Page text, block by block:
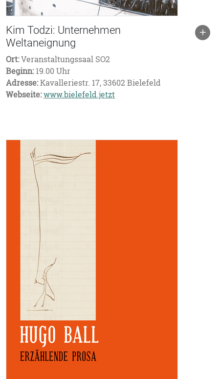
Kim Todzi: Unternehmen
Weltaneignung
Ort:Veranstaltungssaal SO2
Beginn:19.00 Uhr
Adresse:Kavalleriestr. 17, 33602 Bielefeld
Webseite:www.bielefeld.jetzt